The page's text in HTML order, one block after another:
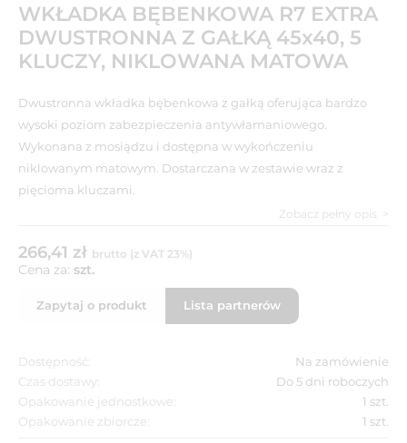
WKŁADKA BĘBENKOWA R7 EXTRA
DWUSTRONNA Z GAŁKĄ 45x40, 5
KLUCZY, NIKLOWANA MATOWA
Dwustronna wkładka bębenkowa z gałką oferująca bardzo
wysoki poziom zabezpieczenia antywłamaniowego.
Wykonana z mosiądzu i dostępna w wykończeniu
niklowanym matowym. Dostarczana w zestawie wraz z
pięcioma kluczami.
Zobacz pełny opis
266,41 zł brutto (z VAT 23%)
Cena za: szt.
Zapytaj o produkt Lista partnerów
Dostępność:
Na zamówienie
Czas dostawy:
Do 5 dni roboczych
Opakowanie jednostkowe:
1 szt.
Opakowanie zbiorcze:
1 szt.